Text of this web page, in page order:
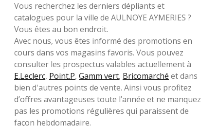
Vous recherchez les derniers dépliants et
catalogues pour la ville de AULNOYE AYMERIES ?
Vous êtes au bon endroit.
Avec nous, vous êtes informé des promotions en
cours dans vos magasins favoris. Vous pouvez
consulter les prospectus valables actuellement à
E.Leclerc, Point.P, Gamm vert, Bricomarché et dans
bien d'autres points de vente. Ainsi vous profitez
d’offres avantageuses toute l’année et ne manquez
pas les promotions régulières qui paraissent de
façon hebdomadaire.